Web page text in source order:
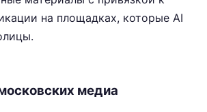
на площадках, которые AI
медиа